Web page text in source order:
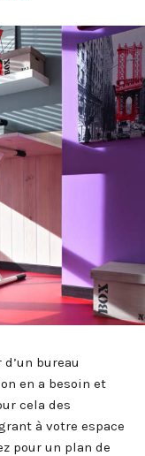
bureau
en a besoin et
cela des
à votre espace
pour un plan de